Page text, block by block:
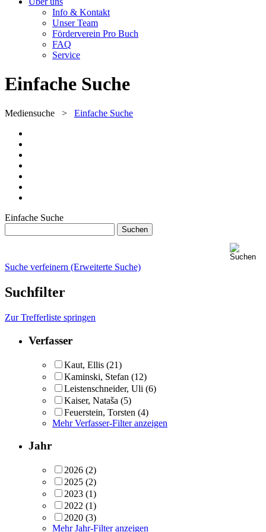
Info & Kontakt
Unser Team
Förderverein Pro Buch
FAQ
Service
Einfache Suche
Mediensuche > Einfache Suche
Einfache Suche
Suche verfeinern (Erweiterte Suche)
Suchfilter
Zur Trefferliste springen
Verfasser
Kaut, Ellis (21)
Kaminski, Stefan (12)
Leistenschneider, Uli (6)
Kaiser, Nataša (5)
Feuerstein, Torsten (4)
Mehr Verfasser-Filter anzeigen
Jahr
2026 (2)
2025 (2)
2023 (1)
2022 (1)
2020 (3)
Mehr Jahr-Filter anzeigen